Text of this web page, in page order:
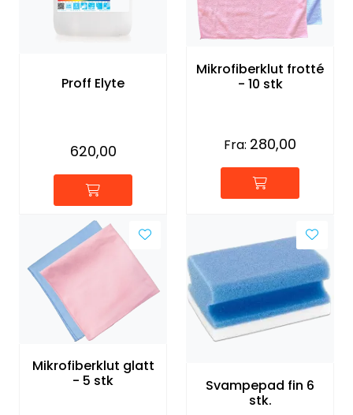
Proff Elyte
620,00
Mikrofiberklut frotté
- 10 stk
Fra: 280,00
Mikrofiberklut glatt
- 5 stk
Svampepad fin 6
stk.